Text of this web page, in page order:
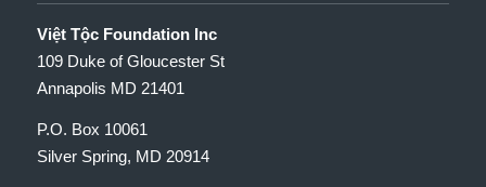
Việt Tộc Foundation Inc
109 Duke of Gloucester St
Annapolis MD 21401
P.O. Box 10061
Silver Spring, MD 20914